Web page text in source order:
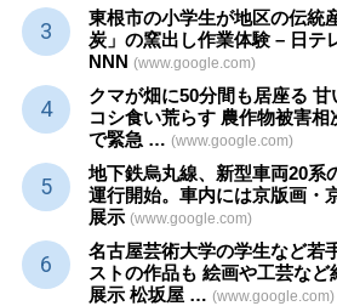
東根市の小学生が地区の伝統
炭」の窯出し作業体験 – 日テ
NNN (www.google.com)
クマが畑に50分間も居座る 甘
コシ食い荒らす 農作物被害相
で緊急 … (www.google.com)
地下鉄烏丸線、新型車両20系
運行開始。車内には京版画・
展示 (www.google.com)
名古屋芸術大学の学生など若
ストの作品も 絵画や工芸など
展示 松坂屋 … (www.google.com)